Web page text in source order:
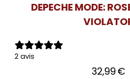
DEPECHE MODE:
2 avis
32,99€